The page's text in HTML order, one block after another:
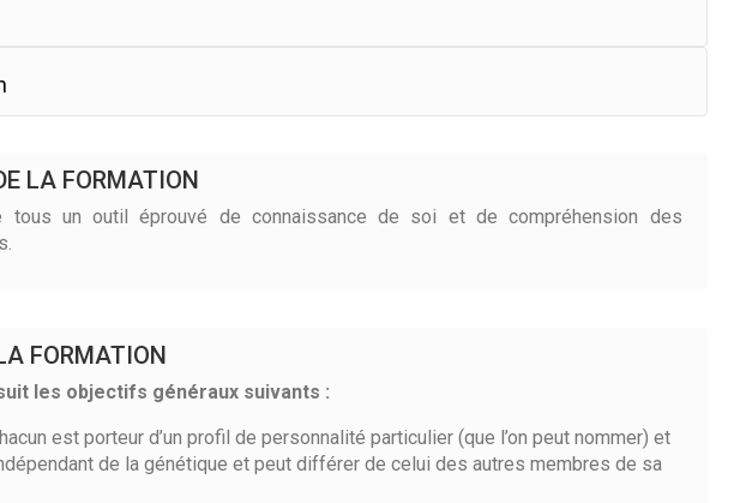
LA FORMATION
un outil éprouvé de connaissance de soi et de compréhension des
FORMATION
les objectifs généraux suivants :
est porteur d’un profil de personnalité particulier (que l’on peut nommer) et
de la génétique et peut différer de celui des autres membres de sa